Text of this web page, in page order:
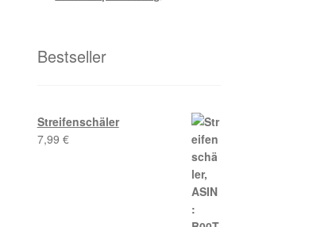
Bestseller
Streifenschäler
7,99 €